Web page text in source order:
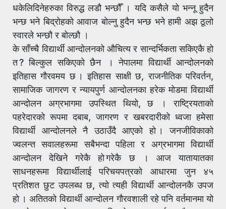
धकेलिदिनेहरुका विरुद्ध लडौ भन्छौँ । यदि कसैले यो भन्नू हुदैन
भन्छ भने बिद्रोहको आवाज बोल्नु हुदैन भन्छ भने हामी अझ ठूलो
स्वारले भन्छौ र बोल्छौ ।
के साँच्चै विद्यार्थी आन्दोलनको औचित्य र सान्दर्भिकता सकिएकै हो
त ? बिल्कुल सकिएको छैन । नेपालमा विद्यार्थी आन्दोलनको
इतिहास गौरवमय छ । इतिहास साक्षी छ, राजनीतिक परिवर्तन,
सामाजिक जागरण र न्यायपुर्ण आन्दोलनका हरेक मोडमा विद्यार्थी
आन्दोलन अग्रभागमा उपस्थित थियो, छ । राष्ट्रियताको
पहरेदारको रूपमा दबाब, जागरण र खबरदारीको ध्वजा हमेसा
विद्यार्थी आन्दोलनले नै उठाउँदै आएको हो । जनजीविकाको
ज्वलन्त सवालहरूमा सबैभन्दा पहिला र अग्रभागमा विद्यार्थी
आन्दोलन देखिने गरेकै हो गरेकै छ । आज यातायातका
साधनहरूमा विद्यार्थीलाई परिचयपत्रको आधारमा जुन ४५
प्रतिशत छुट उपलब्ध छ, त्यो त्यही विद्यार्थी आन्दोलनकै उपज
हो । अतितको विद्यार्थी आन्दोलन गौरवशाली रहे पनि वर्तमानमा यो